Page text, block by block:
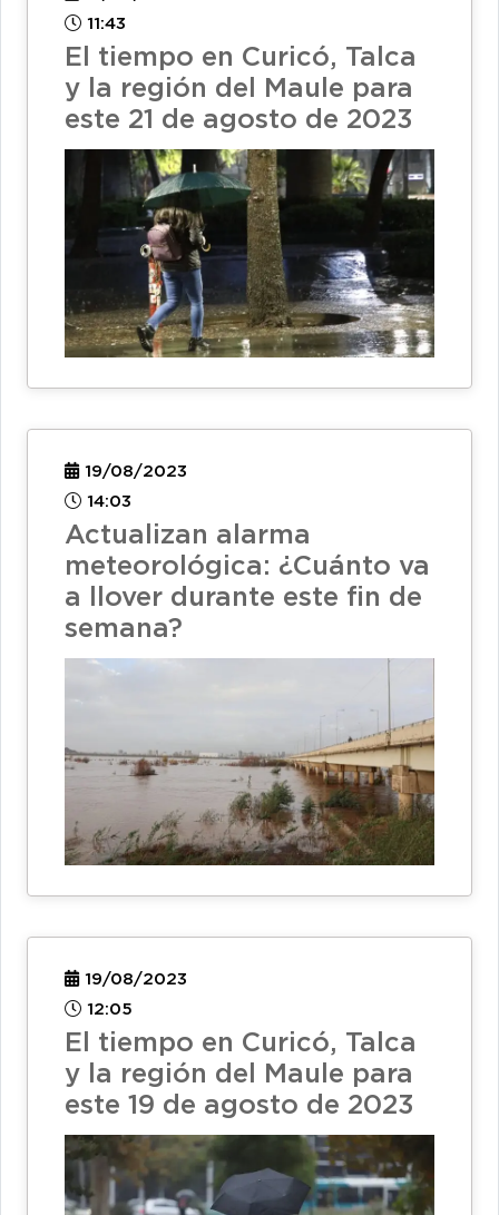
11:43
El tiempo en Curicó, Talca
y la región del Maule para
este 21 de agosto de 2023
19/08/2023
14:03
Actualizan alarma
meteorológica: ¿Cuánto va
a llover durante este fin de
semana?
19/08/2023
12:05
El tiempo en Curicó, Talca
y la región del Maule para
este 19 de agosto de 2023